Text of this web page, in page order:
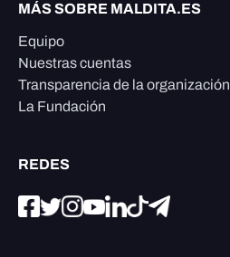
MÁS SOBRE MALDITA.ES
Equipo
Nuestras cuentas
Transparencia de la organización
La Fundación
REDES